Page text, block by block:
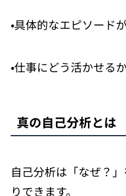
•具体的なエピソード
•仕事にどう活かせる
真の自己分析とは
自己分析は「なぜ？
りできます。